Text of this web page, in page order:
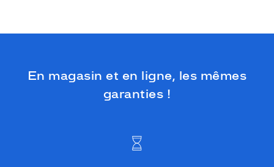
En magasin et en ligne, les mêmes
garanties !